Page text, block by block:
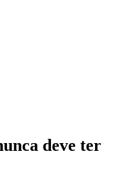
deve ter